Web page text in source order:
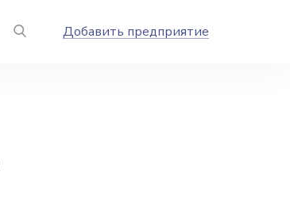
Добавить предприятие